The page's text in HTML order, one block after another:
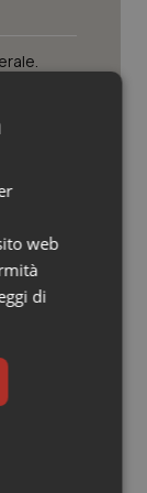
perdere
di
per
web
di